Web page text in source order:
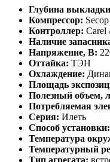
Глубина
Компрессор:
Контроллер: Carel
Наличие
Напряжение, В:
Оттайка: ТЭН
Охлаждение:
Площадь
Полезный объем,
Потребляемая
Серия: Илеть
Способ установки:
Температура
Температурный
Тип агрегата: